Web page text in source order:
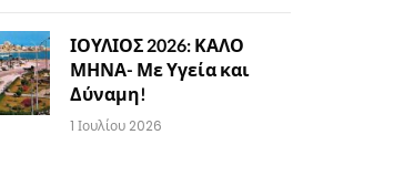
ΙΟΥΛΙΟΣ 2026: ΚΑΛΟ
ΜΗΝΑ- Με Υγεία και
Δύναμη!
1 Ιουλίου 2026